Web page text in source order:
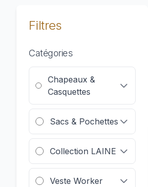
Filtres
Catégories
Chapeaux &
Casquettes
Sacs & Pochettes
Collection LAINE
Veste Worker